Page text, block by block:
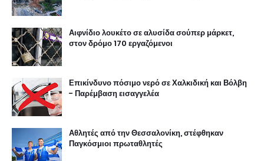
Αιφνίδιο λουκέτο σε αλυσίδα σούπερ μάρκετ,
στον δρόμο 170 εργαζόμενοι
Επικίνδυνο πόσιμο νερό σε Χαλκιδική και Βόλβη
- Παρέμβαση εισαγγελέα
Αθλητές από την Θεσσαλονίκη, στέφθηκαν
Παγκόσμιοι πρωταθλητές